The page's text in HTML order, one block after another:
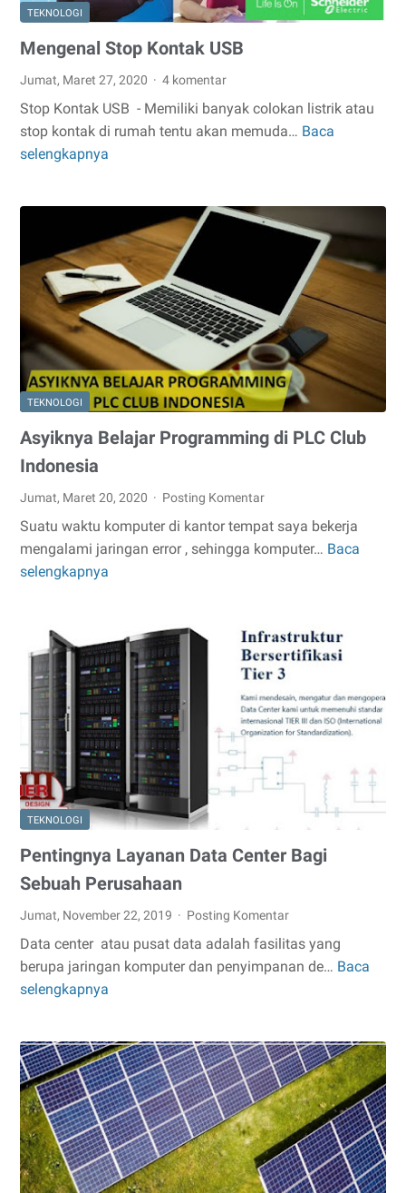
TEKNOLOGI
Mengenal Stop Kontak USB
Jumat, Maret 27, 2020 4 komentar
Stop Kontak USB - Memiliki banyak colokan listrik atau
stop kontak di rumah tentu akan memuda… Baca
selengkapnya
Mengenal
TEKNOLOGI
Asyiknya Belajar Programming di PLC Club
Indonesia
Jumat, Maret 20, 2020 Posting Komentar
Suatu waktu komputer di kantor tempat saya bekerja
mengalami jaringan error , sehingga komputer… Baca
selengkapnya
Asyiknya
PLC
Club
Indonesia
TEKNOLOGI
Pentingnya Layanan Data Center Bagi
Sebuah Perusahaan
Jumat, November 22, 2019 Posting Komentar
Data center atau pusat data adalah fasilitas yang
berupa jaringan komputer dan penyimpanan de… Baca
selengkapnya
Pentingnya
Center
Bagi
Sebuah
Perusahaan